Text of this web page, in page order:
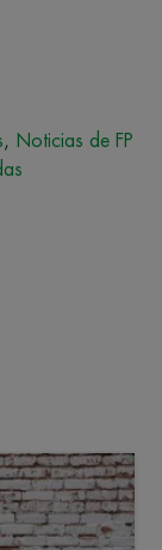
, Noticias de FP